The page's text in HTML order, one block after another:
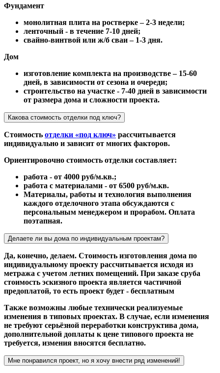
Фундамент
монолитная плита на ростверке – 2-3 недели;
ленточный - в течение 7-10 дней;
свайно-винтвой или ж/б сваи – 1-3 дня.
Дом
изготовление комплекта на производстве – 15-60
дней, в зависимости от сезона и очереди;
строительство на участке - 7-40 дней в зависимости
от размера дома и сложности проекта.
Какова стоимость отделки под ключ?
Стоимость отделки «под ключ» рассчитывается
индивидуально и зависит от многих факторов.
Ориентировочно стоимость отделки составляет:
работа - от 4000 руб/м.кв.;
работа с материалами - от 6500 руб/м.кв.
Материалы, работы и технология выполнения
каждого отделочного этапа обсуждаются с
персональным менеджером и прорабом. Оплата
поэтапная.
Делаете ли вы дома по индивидуальным проектам?
Да, конечно, делаем. Стоимость изготовления дома по
индивидуальному проекту рассчитывается исходя из
метража с учетом летних помещений. При заказе сруба
стоимость эскизного проекта является частичной
предоплатой, то есть проект будет - бесплатным
Также возможны любые технически реализуемые
изменения в типовых проектах. В случае, если изменения
не требуют серьёзной переработки конструктива дома,
дополнительной доплаты к цене типового проекта не
требуется, измения вносятся бесплатно.
Мне понравился проект, но я хочу внести ряд изменений!